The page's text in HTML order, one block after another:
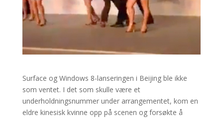
Surface og Windows 8-lanseringen i Beijing ble ikke
som ventet. I det som skulle være et
underholdningsnummer under arrangementet, kom en
eldre kinesisk kvinne opp på scenen og forsøkte å